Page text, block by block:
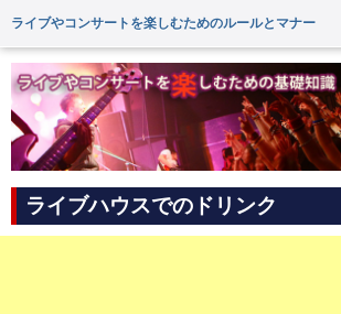
ライブやコンサートを楽しむためのルールとマナー
ライブハウスでのドリンク